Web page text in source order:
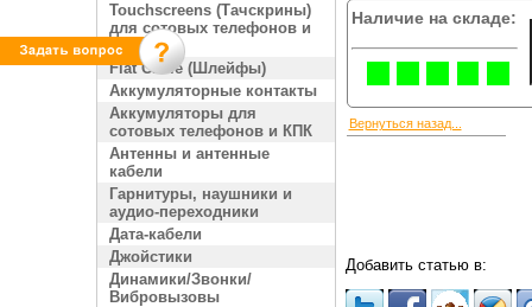
Touchscreens (Тачскрины)
для сотовых телефонов и
КПК
Flat Cable (Шлейфы)
Аккумуляторные контакты
Аккумуляторы для
сотовых телефонов и КПК
Антенны и антенные
кабели
Гарнитуры, наушники и
аудио-переходники
Дата-кабели
Джойстики
Динамики/Звонки/
Вибровызовы
Наличие на складе:
Вернуться назад...
Добавить статью в: